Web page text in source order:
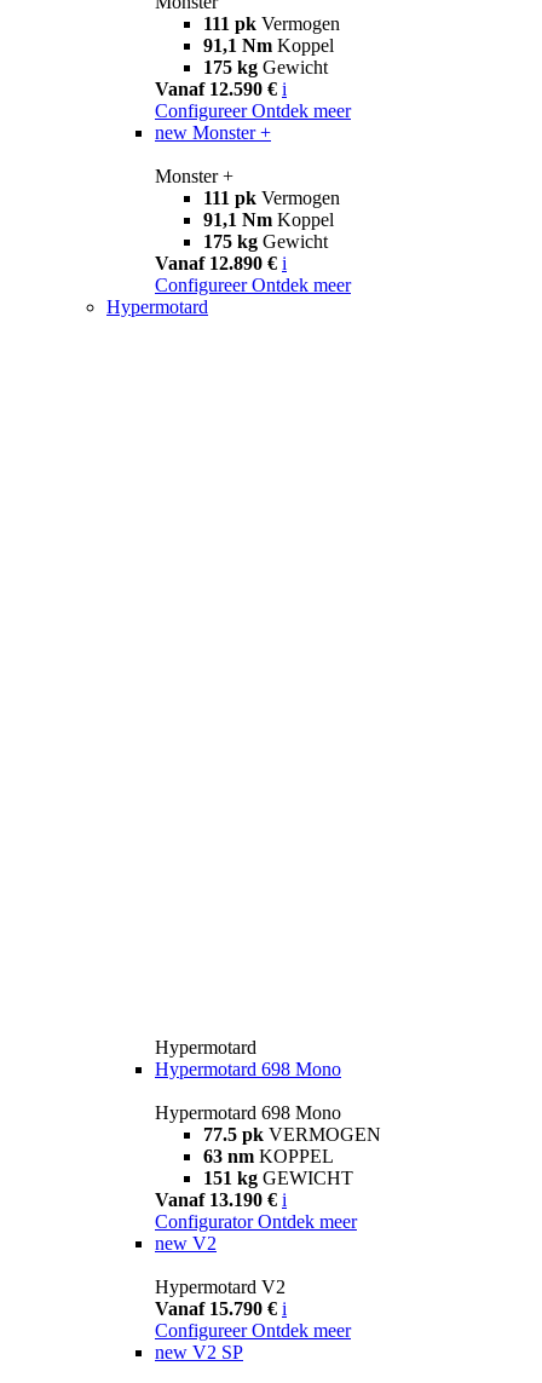
111 pk Vermogen
91,1 Nm Koppel
175 kg Gewicht
Vanaf 12.590 € i
Configureer Ontdek meer
new Monster +
Monster +
111 pk Vermogen
91,1 Nm Koppel
175 kg Gewicht
Vanaf 12.890 € i
Configureer Ontdek meer
Hypermotard
Hypermotard
Hypermotard 698 Mono
Hypermotard 698 Mono
77.5 pk VERMOGEN
63 nm KOPPEL
151 kg GEWICHT
Vanaf 13.190 € i
Configurator Ontdek meer
new V2
Hypermotard V2
Vanaf 15.790 € i
Configureer Ontdek meer
new V2 SP